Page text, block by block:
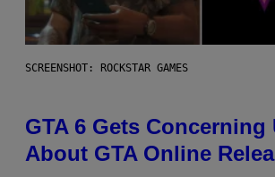
SCREENSHOT: ROCKSTAR GAMES
GTA 6 Gets Concerning
About GTA Online